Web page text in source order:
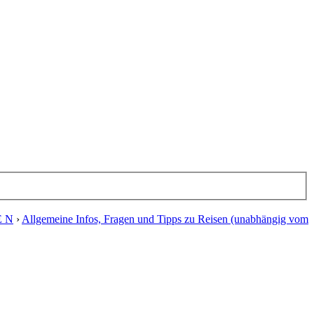
N › Allgemeine Infos, Fragen und Tipps zu Reisen (unabhängig vom